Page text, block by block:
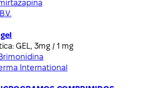
GEL, 3mg / 1 mg
International